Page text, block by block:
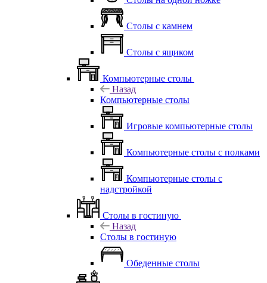
Столы с камнем
Столы с ящиком
Компьютерные столы
Назад
Компьютерные столы
Игровые компьютерные столы
Компьютерные столы с полками
Компьютерные столы с
надстройкой
Столы в гостиную
Назад
Столы в гостиную
Обеденные столы